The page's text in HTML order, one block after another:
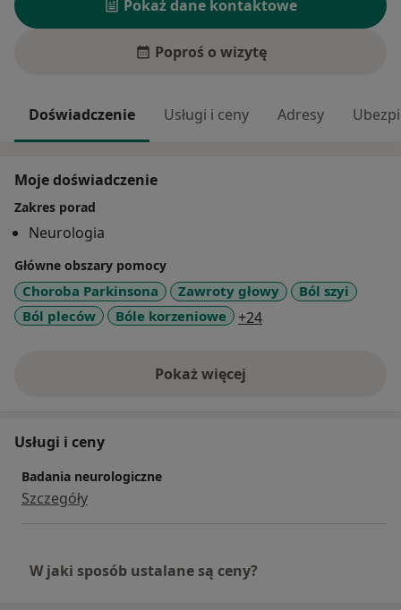
Pokaż dane kontaktowe
Poproś o wizytę
Doświadczenie Usługi i ceny Adresy
Moje doświadczenie
Zakres porad
Neurologia
Główne obszary pomocy
Choroba Parkinsona Zawroty głowy
Ból szyi
Ból pleców
Bóle korzeniowe +24
Pokaż więcejo doświadczeniu
Usługi i ceny
Badania neurologiczne
Szczegóły
W jaki sposób ustalane są ceny?